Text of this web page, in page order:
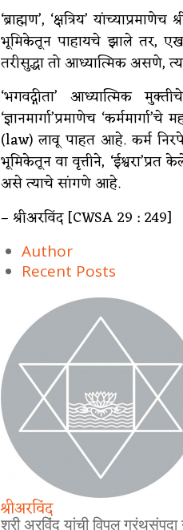
‘ब्राह्मण’, ‘क्षत्रिय’
भूमिकेतून पाहायचे झाले तर,
तरीसुद्धा तो आध्यात्मिक असणे,
‘भगवद्गीता’ आध्यात्मिक
‘ज्ञानमार्गा’प्रमाणेच
(law) लावू पाहत आहे. कर्म
भूमिकेतून वा वृत्तीने,
असे त्याचे सांगणे आहे.
– श्रीअरविंद [CWSA 29 : 249]
Author
Recent Posts
श्रीअरविंद
श्री अरविंद यांची विपुल